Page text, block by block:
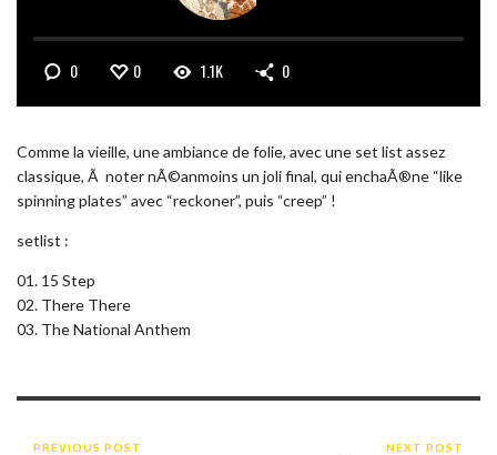
0 0 1.1K 0
Comme la vieille, une ambiance de folie, avec une set list assez
classique, Ã noter nÃ©anmoins un joli final, qui enchaÃ®ne “like
spinning plates” avec “reckoner”, puis “creep” !
setlist :
01. 15 Step
02. There There
03. The National Anthem
PREVIOUS POST NEXT POST